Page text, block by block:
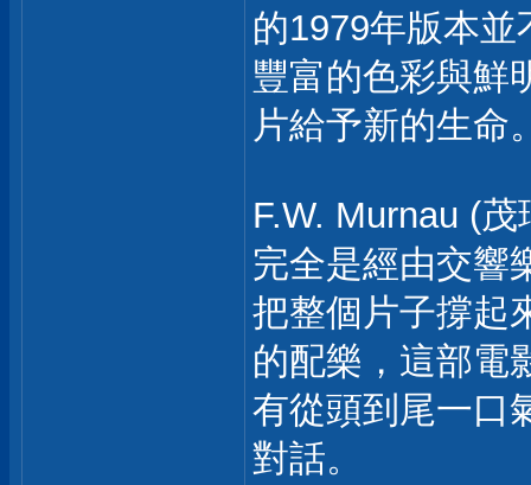
的1979年版本
豐富的色彩與鮮
片給予新的生命
F.W. Murnau (
完全是經由交響
把整個片子撐起
的配樂，這部電
有從頭到尾一口
對話。